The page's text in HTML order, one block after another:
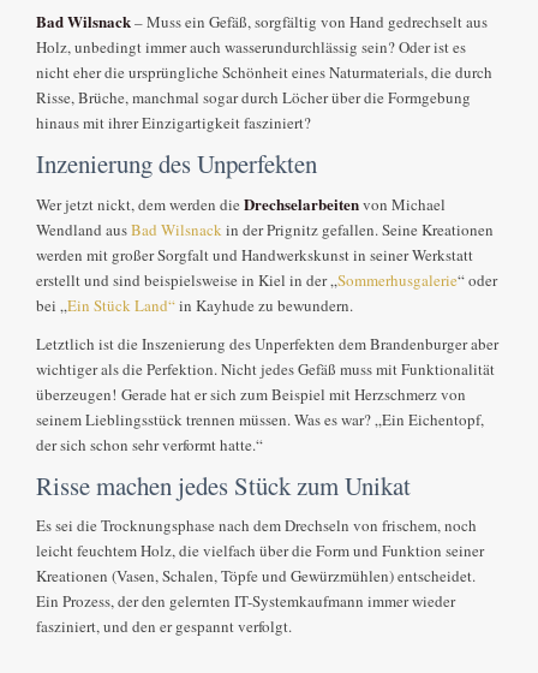
Bad Wilsnack– Muss ein Gefäß, sorgfältig von Hand gedrechselt aus
Holz, unbedingt immer auch wasserundurchlässig sein? Oder ist es
nicht eher die ursprüngliche Schönheit eines Naturmaterials, die durch
Risse, Brüche, manchmal sogar durch Löcher über die Formgebung
hinaus mit ihrer Einzigartigkeit fasziniert?
Inzenierung des Unperfekten
Wer jetzt nickt, dem werden dieDrechselarbeitenvon Michael
Wendland ausBad Wilsnackin der Prignitz gefallen. Seine Kreationen
werden mit großer Sorgfalt und Handwerkskunst in seiner Werkstatt
erstellt und sind beispielsweise in Kiel in der „Sommerhusgalerie“ oder
bei „Ein Stück Land“in Kayhude zu bewundern.
Letztlich ist die Inszenierung des Unperfekten dem Brandenburger aber
wichtiger als die Perfektion. Nicht jedes Gefäß muss mit Funktionalität
überzeugen! Gerade hat er sich zum Beispiel mit Herzschmerz von
seinem Lieblingsstück trennen müssen. Was es war? „Ein Eichentopf,
der sich schon sehr verformt hatte.“
Risse machen jedes Stück zum Unikat
Es sei die Trocknungsphase nach dem Drechseln von frischem, noch
leicht feuchtem Holz, die vielfach über die Form und Funktion seiner
Kreationen (Vasen, Schalen, Töpfe und Gewürzmühlen) entscheidet.
Ein Prozess, der den gelernten IT-Systemkaufmann immer wieder
fasziniert, und den er gespannt verfolgt.